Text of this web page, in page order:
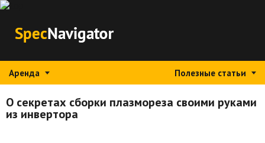
Аренда Полезные статьи
О секретах сборки плазмореза своими руками
из инвертора